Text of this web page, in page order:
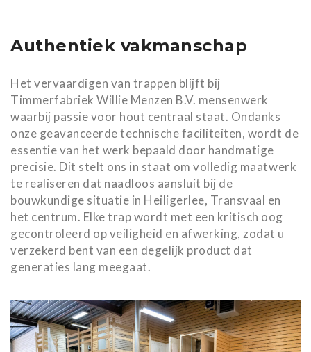
Authentiek vakmanschap
Het vervaardigen van trappen blijft bij
Timmerfabriek Willie Menzen B.V. mensenwerk
waarbij passie voor hout centraal staat. Ondanks
onze geavanceerde technische faciliteiten, wordt de
essentie van het werk bepaald door handmatige
precisie. Dit stelt ons in staat om volledig maatwerk
te realiseren dat naadloos aansluit bij de
bouwkundige situatie in Heiligerlee, Transvaal en
het centrum. Elke trap wordt met een kritisch oog
gecontroleerd op veiligheid en afwerking, zodat u
verzekerd bent van een degelijk product dat
generaties lang meegaat.